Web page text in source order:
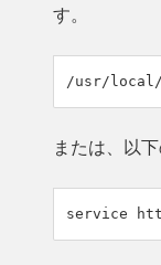
す。
または、以